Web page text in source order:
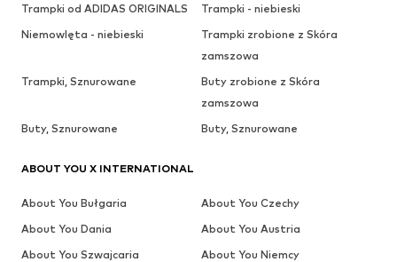
Trampki od ADIDAS ORIGINALS
Trampki - niebieski
Niemowlęta - niebieski
Trampki zrobione z Skóra
zamszowa
Trampki, Sznurowane
Buty zrobione z Skóra
zamszowa
Buty, Sznurowane
Buty, Sznurowane
ABOUT YOU X INTERNATIONAL
About You Bułgaria
About You Czechy
About You Dania
About You Austria
About You Szwajcaria
About You Niemcy